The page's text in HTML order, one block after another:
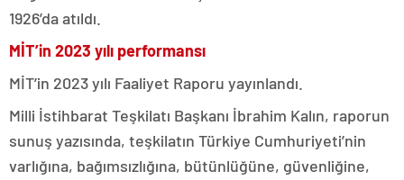
1926’da atıldı.
MİT’in 2023 yılı performansı
MİT’in 2023 yılı Faaliyet Raporu yayınlandı.
Milli İstihbarat Teşkilatı Başkanı İbrahim Kalın, raporun
sunuş yazısında, teşkilatın Türkiye Cumhuriyeti’nin
varlığına, bağımsızlığına, bütünlüğüne, güvenliğine,